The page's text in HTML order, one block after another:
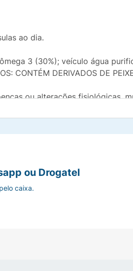
ao dia.
3 (30%); veículo água
CONTÉM DERIVADOS DE
ou alterações fisiológicas,
a peixes e crustáceos devem
Não existem evidências
ou Drogatel
caixa.